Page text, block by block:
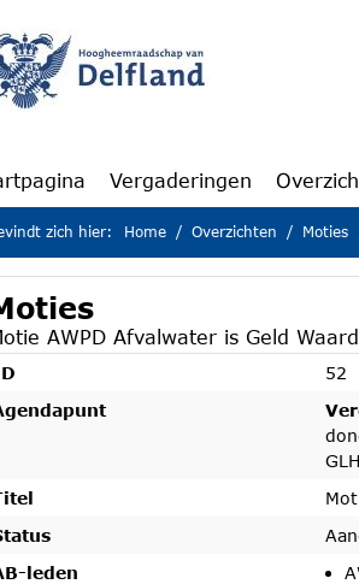
van deze pagina
Vergaderingen
zich hier: Home Overzichten Moties
AWPD Afvalwater is Geld Waard
52
leden